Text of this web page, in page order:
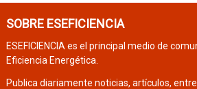
SOBRE ESEFICIENCIA
ESEFICIENCIA es el principal medio de
Eficiencia Energética.
Publica diariamente noticias, artículos,